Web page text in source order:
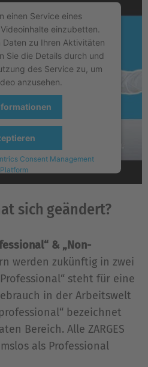
einen Service eines
einzubetten.
Daten zu Ihren Aktivitäten
Sie die Details durch und
des Service zu, um
anzusehen.
Consent Management
Platform
sich geändert?
& „Non-
werden zukünftig in zwei
steht für eine
in der Arbeitswelt
bezeichnet
Bereich. Alle ZARGES
als Professional